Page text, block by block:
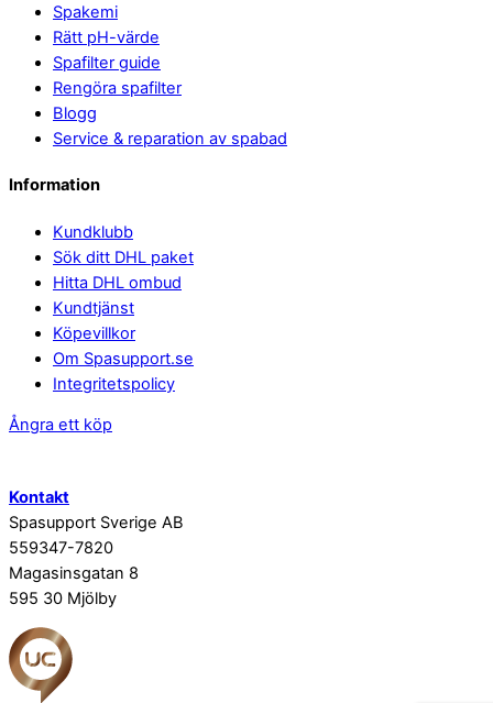
Spakemi
Rätt pH-värde
Spafilter guide
Rengöra spafilter
Blogg
Service & reparation av spabad
Information
Kundklubb
Sök ditt DHL paket
Hitta DHL ombud
Kundtjänst
Köpevillkor
Om Spasupport.se
Integritetspolicy
Ångra ett köp
Kontakt
Spasupport Sverige AB
559347-7820
Magasinsgatan 8
595 30 Mjölby